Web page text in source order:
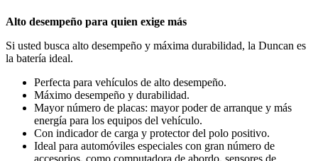
Alto desempeño para quien exige más
Si usted busca alto desempeño y máxima durabilidad, la Duncan es
la batería ideal.
Perfecta para vehículos de alto desempeño.
Máximo desempeño y durabilidad.
Mayor número de placas: mayor poder de arranque y más
energía para los equipos del vehículo.
Con indicador de carga y protector del polo positivo.
Ideal para automóviles especiales con gran número de
accesorios, como computadora de abordo, sensores de